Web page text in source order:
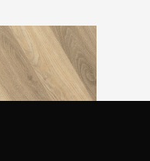
Punt Beige